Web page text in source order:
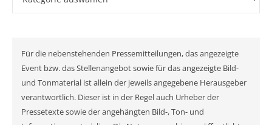
Für die nebenstehenden Pressemitteilungen, das angezeigte
Event bzw. das Stellenangebot sowie für das angezeigte Bild-
und Tonmaterial ist allein der jeweils angegebene Herausgeber
verantwortlich. Dieser ist in der Regel auch Urheber der
Pressetexte sowie der angehängten Bild-, Ton- und